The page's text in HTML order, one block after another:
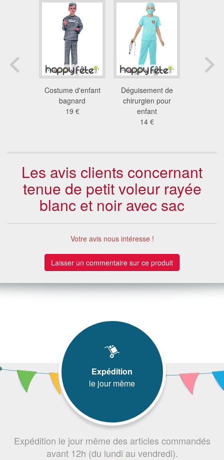
Costume d'enfant
bagnard
19 €
Déguisement de
chirurgien pour
enfant
14 €
Les avis clients concernant
tenue de petit voleur rayée
blanc et noir avec sac
Votre avis nous intéresse !
Laisser un commentaire sur ce produit
Expédition
le jour même
Expédition le jour même des articles commandés
avant 12h (du lundi au vendredi).